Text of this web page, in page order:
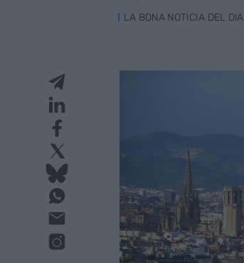
LA BONA NOTICIA DEL DIA